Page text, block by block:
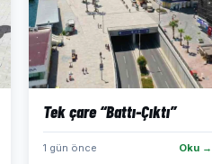
Tek çare “Battı-Çıktı”
1 gün önce Oku →